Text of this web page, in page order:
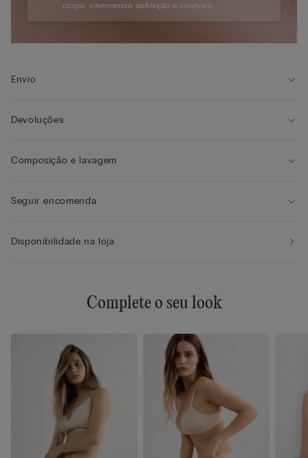
corpo, oferecendo definição e conforto.
Envio
Devoluções
Composição e lavagem
Seguir encomenda
Disponibilidade na loja
Complete o seu look